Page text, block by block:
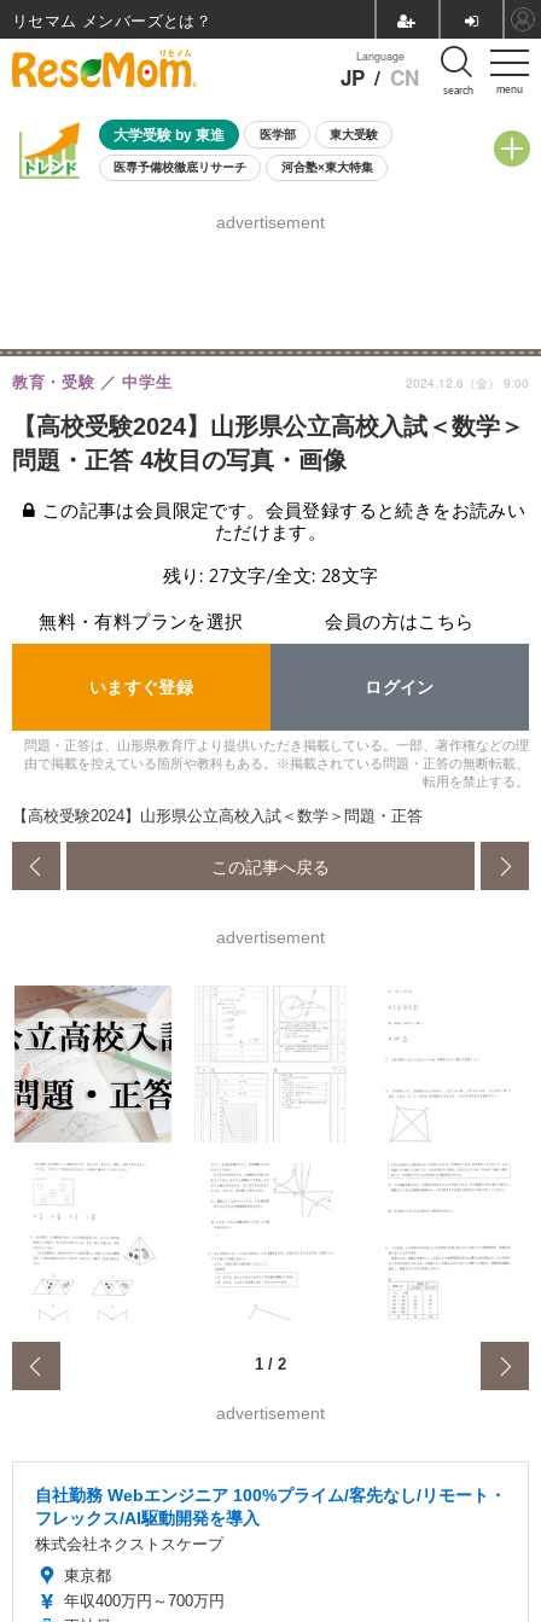
menu
Language
JP / CN search
大学受験 by 東進 医学部 東大受験
医専予備校徹底リサーチ 河合塾×東大特集
8月開催学校説明会・相談会
advertisement
【高校受験2024】山形県公立高校入試＜数学＞
問題・正答 4枚目の写真・画像
教育・受験 中学生 2024.12.6（金） 9:00
この記事は会員限定です。会員登録すると続きをお読みい
ただけます。
残り: 27文字/全文: 28文字
無料・有料プランを選択
いますぐ登録
会員の方はこちら
ログイン
問題・正答は、山形県教育庁より提供いただき掲載している。一部、著作権などの理
由で掲載を控えている箇所や教科もある。※掲載されている問題・正答の無断転載、
転用を禁止する。
【高校受験2024】山形県公立高校入試＜数学＞問題・正答
この記事へ戻る
advertisement
1 / 2
advertisement
自社勤務 Webエンジニア 100%プライム/客先なし/リモート・
フレックス/AI駆動開発を導入
株式会社ネクストスケープ
東京都
年収400万円～700万円
リセマム メンバーズ